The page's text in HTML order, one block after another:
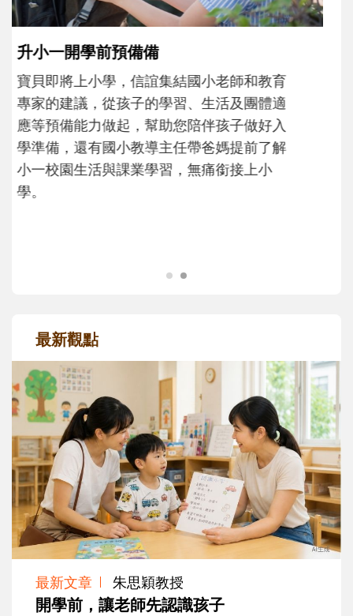
和孩子一起長大的那個男人│讀懂父親的
不同模樣
沒有人天生就擅長當爸爸！男人總是在一次
次「前所未有」的體驗中，跟著孩子一起長
大。從給予安全感的肢體遊戲，到獨立自
主、角色認同及解決問題的能力養成。爸爸
最新觀點
最新文章 朱思穎教授
開學前，讓老師先認識孩子